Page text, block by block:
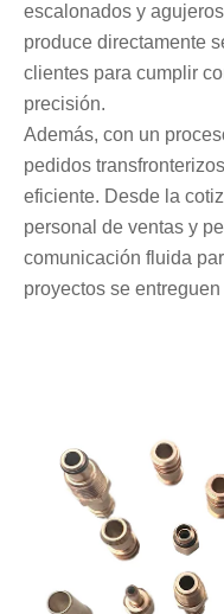
escalonados y
produce directamente
clientes para cumplir
precisión.
Además, con un
pedidos
eficiente. Desde la
personal de ventas y
comunicación fluida
proyectos se